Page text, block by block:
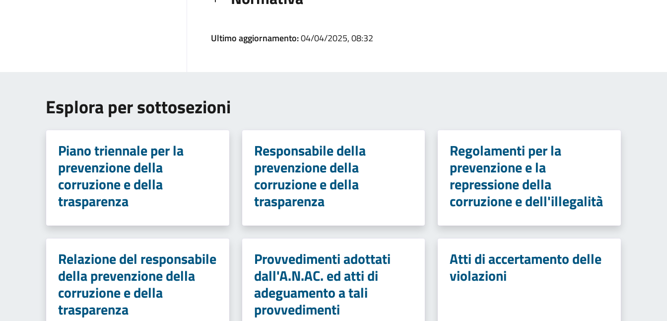
Ultimo aggiornamento:04/04/2025, 08:32
Esplora per sottosezioni
Piano triennale per la
prevenzione della
corruzione e della
trasparenza
Responsabile della
prevenzione della
corruzione e della
trasparenza
Regolamenti per la
prevenzione e la
repressione della
corruzione e dell'illegalità
Relazione del responsabile
della prevenzione della
corruzione e della
trasparenza
Provvedimenti adottati
dall'A.N.AC. ed atti di
adeguamento a tali
provvedimenti
Atti di accertamento delle
violazioni